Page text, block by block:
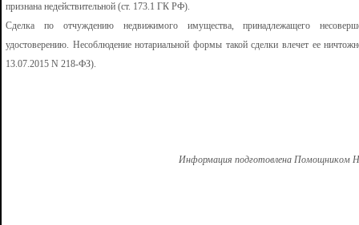
признана недействительной (ст. 173.1 ГК РФ).
Сделка по отчуждению недвижимого имущества, принадлежащего
удостоверению. Несоблюдение нотариальной формы такой сделки влечет ее
13.07.2015 N 218-ФЗ).
Информация подготовлена Помощником